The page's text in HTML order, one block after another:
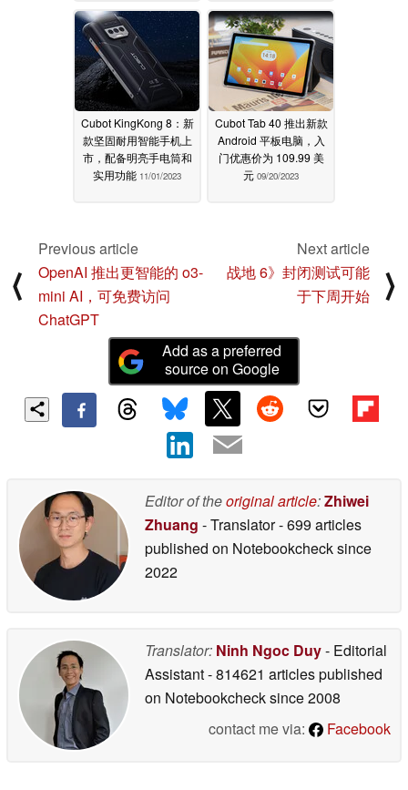
Cubot KingKong 8：新
款坚固耐用智能手机上
市，配备明亮手电筒和
实用功能 11/01/2023
Cubot Tab 40 推出新款
Android 平板电脑，入
门优惠价为 109.99 美
元 09/20/2023
⟨
Previous article
OpenAI 推出更智能的 o3-
mini AI，可免费访问
ChatGPT
Next article
战地 6》封闭测试可能
于下周开始
⟩
Add as a preferred
source on Google
Editor of theoriginal article:Zhiwei
Zhuang - Translator- 699 articles
published on Notebookchecksince
2022
Translator: Ninh Ngoc Duy- Editorial
Assistant- 814621 articles published
on Notebookchecksince 2008
contact me via:
Facebook